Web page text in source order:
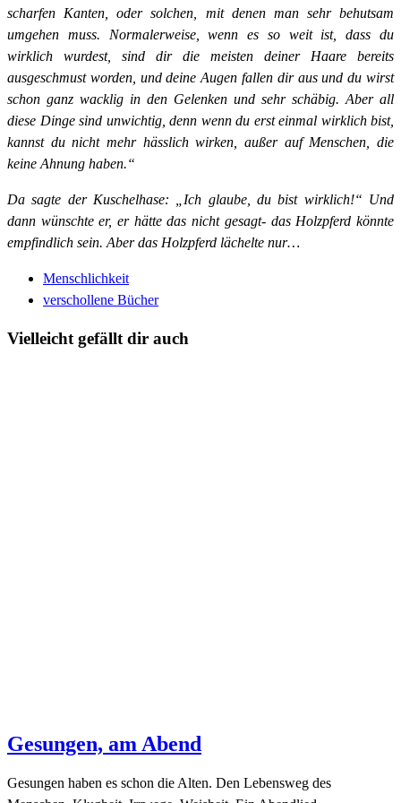
scharfen Kanten, oder solchen, mit denen man sehr behutsam
umgehen muss. Normalerweise, wenn es so weit ist, dass du
wirklich wurdest, sind dir die meisten deiner Haare bereits
ausgeschmust worden, und deine Augen fallen dir aus und du wirst
schon ganz wacklig in den Gelenken und sehr schäbig. Aber all
diese Dinge sind unwichtig, denn wenn du erst einmal wirklich bist,
kannst du nicht mehr hässlich wirken, außer auf Menschen, die
keine Ahnung haben.“
Da sagte der Kuschelhase: „Ich glaube, du bist wirklich!“ Und
dann wünschte er, er hätte das nicht gesagt- das Holzpferd könnte
empfindlich sein. Aber das Holzpferd lächelte nur…
Menschlichkeit
verschollene Bücher
Vielleicht gefällt dir auch
Gesungen, am Abend
Gesungen haben es schon die Alten. Den Lebensweg des